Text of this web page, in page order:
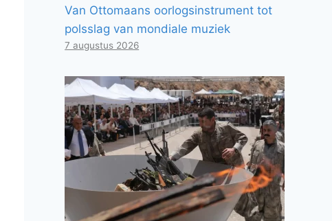
Van Ottomaans oorlogsinstrument tot
polsslag van mondiale muziek
7 augustus 2026